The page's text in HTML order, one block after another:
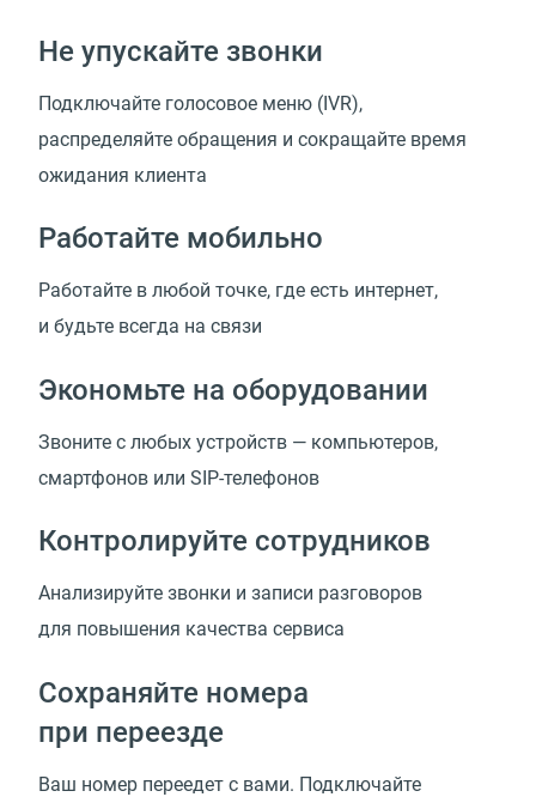
Не упускайте звонки
Подключайте голосовое меню (IVR),
распределяйте обращения и сокращайте время
ожидания клиента
Работайте мобильно
Работайте в любой точке, где есть интернет,
и будьте всегда на связи
Экономьте на оборудовании
Звоните с любых устройств — компьютеров,
смартфонов или SIP-телефонов
Контролируйте сотрудников
Анализируйте звонки и записи разговоров
для повышения качества сервиса
Сохраняйте номера
при переезде
Ваш номер переедет с вами. Подключайте